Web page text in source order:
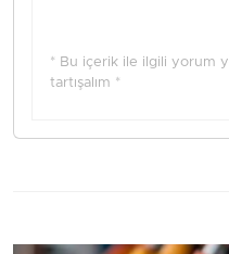
* Bu içerik ile ilgili yorum
tartışalım *